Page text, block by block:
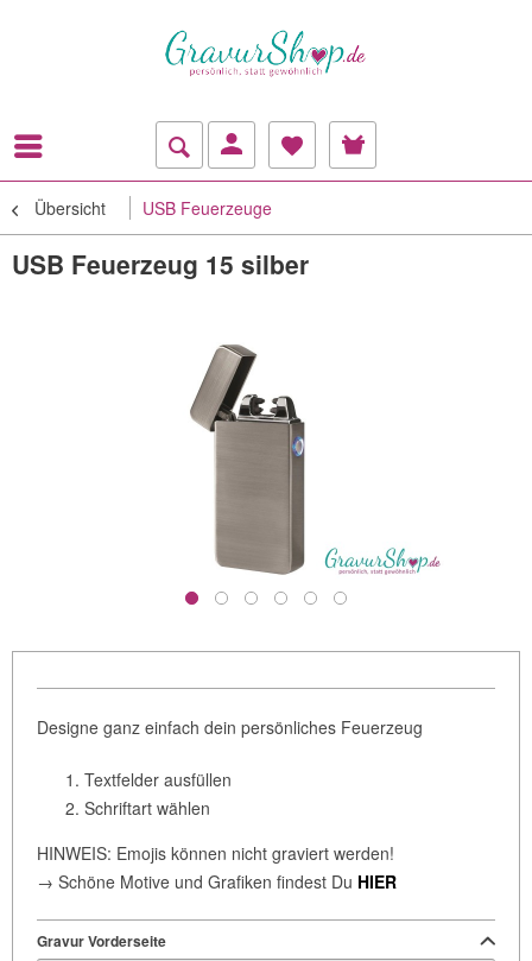
Übersicht USB Feuerzeuge
USB Feuerzeug 15 silber
Designe ganz einfach dein persönliches Feuerzeug
Textfelder ausfüllen
Schriftart wählen
HINWEIS: Emojis können nicht graviert werden!
→ Schöne Motive und Grafiken findest Du HIER
Gravur Vorderseite